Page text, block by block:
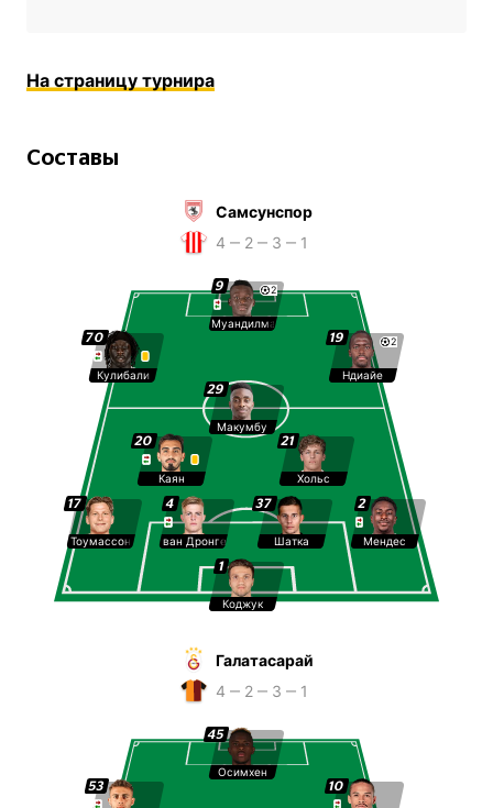
На страницу турнира
Составы
Самсунспор
4 ‒ 2 ‒ 3 ‒ 1
17
Тоумассон
9
Муандилмаджи
2
37
Шатка
21
Хольс
4
ван Дронгелен
20
Каян
1
Коджук
70
Кулибали
29
Макумбу
19
Ндиайе
2
2
Мендес
Галатасарай
4 ‒ 2 ‒ 3 ‒ 1
10
45
Осимхен
53